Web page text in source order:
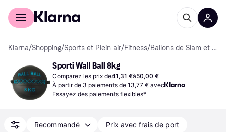
Acheter avec Klarna
Klarna/Shopping/Sports et Plein air/Fitness/ Ballons de Slam et de Wall
Sporti Wall Ball 8kg
Comparez les prix de41,31 €à50,00 €
À partir de 3 paiements de 13,77 € avec
Essayez des paiements flexibles*
Recommandé Prix avec frais de port